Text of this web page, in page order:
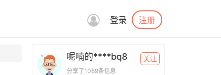
登录 注册
呢喃的****bq8
分享了1089条信息
关注